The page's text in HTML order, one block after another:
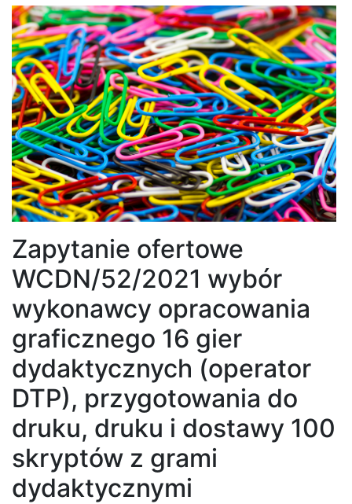
Zapytanie ofertowe
WCDN/52/2021 wybór
wykonawcy opracowania
graficznego 16 gier
dydaktycznych (operator
DTP), przygotowania do
druku, druku i dostawy 100
skryptów z grami
dydaktycznymi